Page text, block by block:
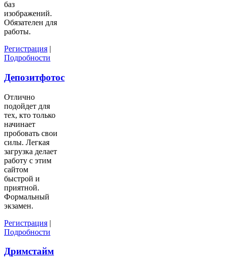
баз
изображений.
Обязателен для
работы.
Регистрация |
Подробности
Депозитфотос
Отлично
подойдет для
тех, кто только
начинает
пробовать свои
силы. Легкая
загрузка делает
работу с этим
сайтом
быстрой и
приятной.
Формальный
экзамен.
Регистрация |
Подробности
Дримстайм